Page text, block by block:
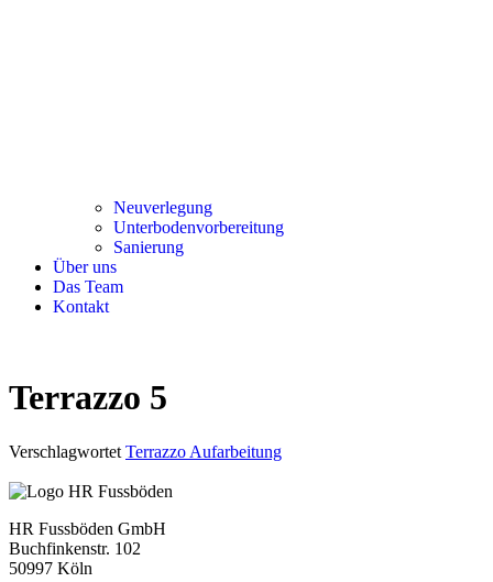
Neuverlegung
Unterbodenvorbereitung
Sanierung
Über uns
Das Team
Kontakt
Terrazzo 5
Verschlagwortet Terrazzo Aufarbeitung
HR Fussböden GmbH
Buchfinkenstr. 102
50997 Köln